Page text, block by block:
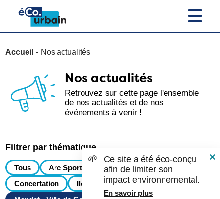
Accueil Nos actualités
Nos actualités
Retrouvez sur cette page l'ensemble
de nos actualités et de nos
événements à venir !
Filtrer par thématique
Tous Arc Sportif
Charles de Gaulle Est
Concertation
Ilot 26 – Marcel Pagnol
🌱
Ce site a été éco-conçu
afin de limiter son
impact environnemental.
En savoir plus